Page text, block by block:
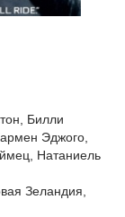
Билли
Эджого,
Натаниель
Зеландия,